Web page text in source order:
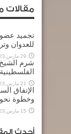
مقالات
تجميد
للعدوان
29 مارس,2023
شرم
الفلسطينية
21 مارس,2023
الإتفاق
وخطوة
15 مارس,2023
أحدث